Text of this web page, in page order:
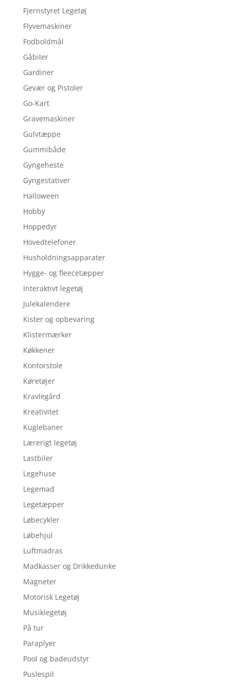
Fjernstyret Legetøj
Flyvemaskiner
Fodboldmål
Gåbiler
Gardiner
Gevær og Pistoler
Go-Kart
Gravemaskiner
Gulvtæppe
Gummibåde
Gyngeheste
Gyngestativer
Halloween
Hobby
Hoppedyr
Hovedtelefoner
Husholdningsapparater
Hygge- og fleecetæpper
Interaktivt legetøj
Julekalendere
Kister og opbevaring
Klistermærker
Køkkener
Kontorstole
Køretøjer
Kravlegård
Kreativitet
Kuglebaner
Lærerigt legetøj
Lastbiler
Legehuse
Legemad
Legetæpper
Løbecykler
Løbehjul
Luftmadras
Madkasser og Drikkedunke
Magneter
Motorisk Legetøj
Musiklegetøj
På tur
Paraplyer
Pool og badeudstyr
Puslespil